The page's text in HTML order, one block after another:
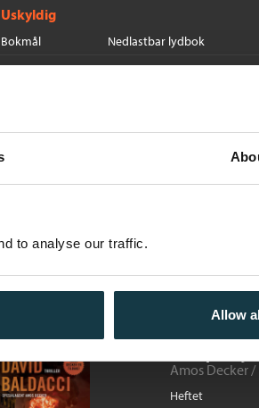
to analyse our traffic.
Allow
Uskyldig
Bokmål Nedlastbar lydbok
Solens triumf
bøker av David Baldacci:
Kjøp
Amos Decker /
Heftet